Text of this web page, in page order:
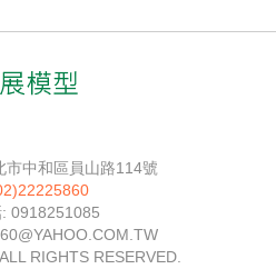
市中和區員山路114號
: 0918251085
RIGHTS RESERVED.